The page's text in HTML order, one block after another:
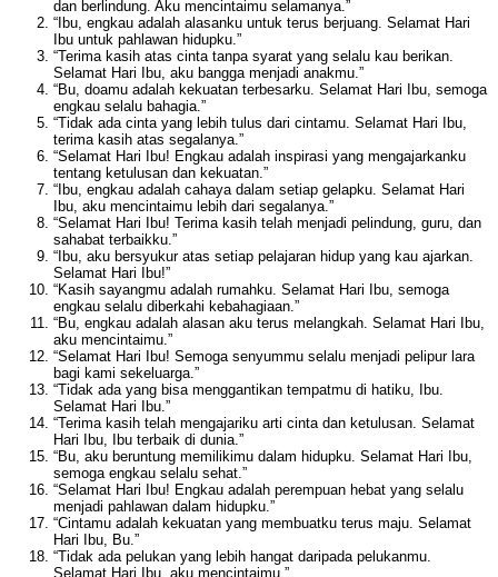
dan berlindung. Aku mencintaimu selamanya.”
“Ibu, engkau adalah alasanku untuk terus berjuang. Selamat Hari
Ibu untuk pahlawan hidupku.”
“Terima kasih atas cinta tanpa syarat yang selalu kau berikan.
Selamat Hari Ibu, aku bangga menjadi anakmu.”
“Bu, doamu adalah kekuatan terbesarku. Selamat Hari Ibu, semoga
engkau selalu bahagia.”
“Tidak ada cinta yang lebih tulus dari cintamu. Selamat Hari Ibu,
terima kasih atas segalanya.”
“Selamat Hari Ibu! Engkau adalah inspirasi yang mengajarkanku
tentang ketulusan dan kekuatan.”
“Ibu, engkau adalah cahaya dalam setiap gelapku. Selamat Hari
Ibu, aku mencintaimu lebih dari segalanya.”
“Selamat Hari Ibu! Terima kasih telah menjadi pelindung, guru, dan
sahabat terbaikku.”
“Ibu, aku bersyukur atas setiap pelajaran hidup yang kau ajarkan.
Selamat Hari Ibu!”
“Kasih sayangmu adalah rumahku. Selamat Hari Ibu, semoga
engkau selalu diberkahi kebahagiaan.”
“Bu, engkau adalah alasan aku terus melangkah. Selamat Hari Ibu,
aku mencintaimu.”
“Selamat Hari Ibu! Semoga senyummu selalu menjadi pelipur lara
bagi kami sekeluarga.”
“Tidak ada yang bisa menggantikan tempatmu di hatiku, Ibu.
Selamat Hari Ibu.”
“Terima kasih telah mengajariku arti cinta dan ketulusan. Selamat
Hari Ibu, Ibu terbaik di dunia.”
“Bu, aku beruntung memilikimu dalam hidupku. Selamat Hari Ibu,
semoga engkau selalu sehat.”
“Selamat Hari Ibu! Engkau adalah perempuan hebat yang selalu
menjadi pahlawan dalam hidupku.”
“Cintamu adalah kekuatan yang membuatku terus maju. Selamat
Hari Ibu, Bu.”
“Tidak ada pelukan yang lebih hangat daripada pelukanmu.
Selamat Hari Ibu, aku mencintaimu.”